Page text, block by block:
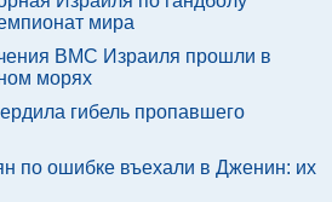
мира
ВМС Израиля прошли в
морях
гибель пропавшего
по ошибке въехали в Дженин: их